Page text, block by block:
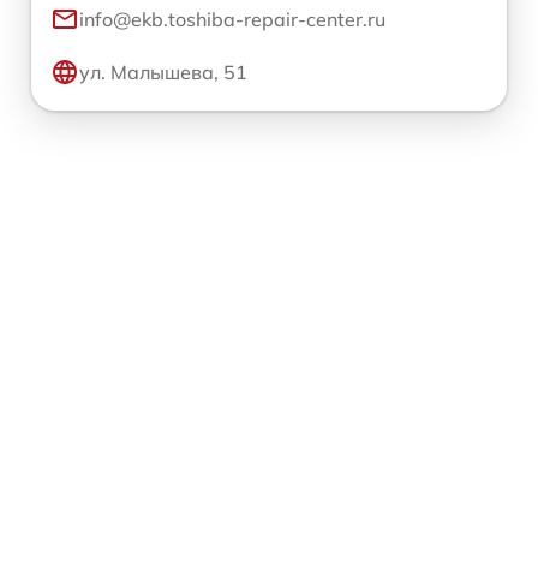
info@ekb.toshiba-repair-center.ru
ул. Малышева, 51